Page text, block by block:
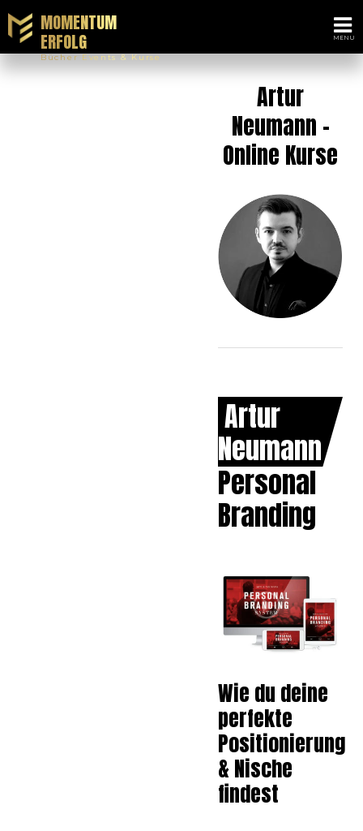
MOMENTUM
ERFOLG
Bücher Events & Kurse
Artur
Neumann -
Online Kurse
Artur
Neumann
Personal
Branding
Wie du deine
perfekte
Positionierung
& Nische
findest